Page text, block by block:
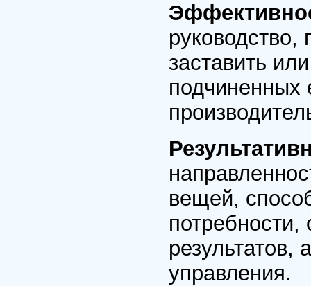
заставить
подчиненных
вещей,
потребности,
управления.